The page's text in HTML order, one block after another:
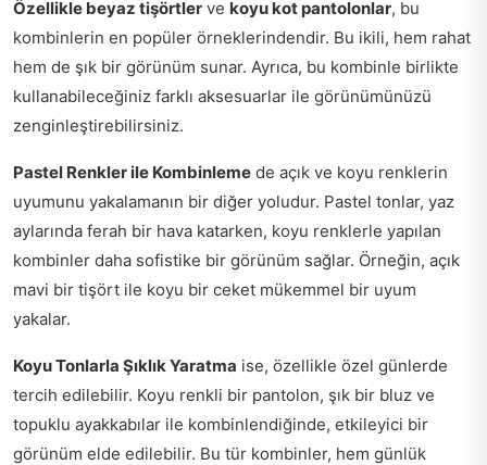
Özellikle beyaz tişörtler ve koyu kot pantolonlar, bu
kombinlerin en popüler örneklerindendir. Bu ikili, hem rahat
hem de şık bir görünüm sunar. Ayrıca, bu kombinle birlikte
kullanabileceğiniz farklı aksesuarlar ile görünümünüzü
zenginleştirebilirsiniz.
Pastel Renkler ile Kombinleme de açık ve koyu renklerin
uyumunu yakalamanın bir diğer yoludur. Pastel tonlar, yaz
aylarında ferah bir hava katarken, koyu renklerle yapılan
kombinler daha sofistike bir görünüm sağlar. Örneğin, açık
mavi bir tişört ile koyu bir ceket mükemmel bir uyum
yakalar.
Koyu Tonlarla Şıklık Yaratma ise, özellikle özel günlerde
tercih edilebilir. Koyu renkli bir pantolon, şık bir bluz ve
topuklu ayakkabılar ile kombinlendiğinde, etkileyici bir
görünüm elde edilebilir. Bu tür kombinler, hem günlük